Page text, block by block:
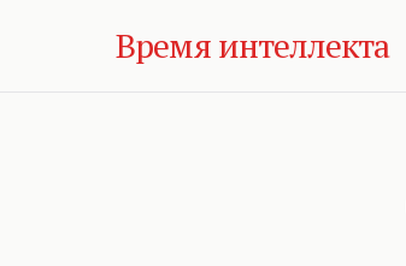
Время интеллекта